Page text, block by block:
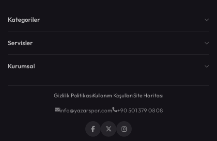
Kategoriler
Servisler
Kurumsal
Gizlilik PolitikasıKullanım KoşullarıSite Haritası
info@yazarspor.com +90 501 379 08 08